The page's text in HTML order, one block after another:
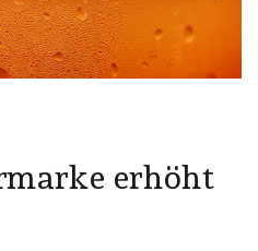
erhöht